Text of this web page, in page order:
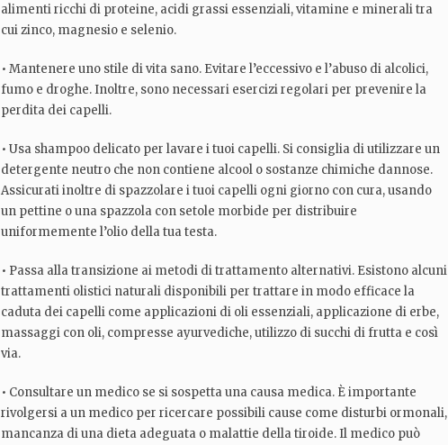
alimenti ricchi di proteine, acidi grassi essenziali, vitamine e minerali tra
cui zinco, magnesio e selenio.
• Mantenere uno stile di vita sano. Evitare l’eccessivo e l’abuso di alcolici,
fumo e droghe. Inoltre, sono necessari esercizi regolari per prevenire la
perdita dei capelli.
• Usa shampoo delicato per lavare i tuoi capelli. Si consiglia di utilizzare un
detergente neutro che non contiene alcool o sostanze chimiche dannose.
Assicurati inoltre di spazzolare i tuoi capelli ogni giorno con cura, usando
un pettine o una spazzola con setole morbide per distribuire
uniformemente l’olio della tua testa.
• Passa alla transizione ai metodi di trattamento alternativi. Esistono alcuni
trattamenti olistici naturali disponibili per trattare in modo efficace la
caduta dei capelli come applicazioni di oli essenziali, applicazione di erbe,
massaggi con oli, compresse ayurvediche, utilizzo di succhi di frutta e così
via.
• Consultare un medico se si sospetta una causa medica. È importante
rivolgersi a un medico per ricercare possibili cause come disturbi ormonali,
mancanza di una dieta adeguata o malattie della tiroide. Il medico può